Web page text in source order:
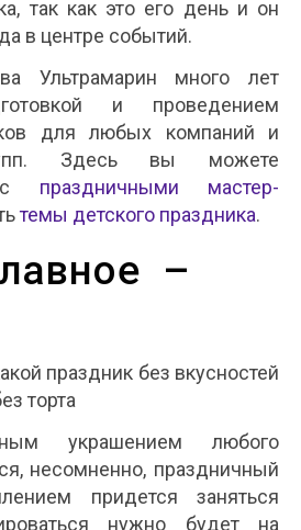
так как это его день и он
в центре событий.
Ультрамарин много лет
и проведением
для любых компаний и
Здесь вы можете
с праздничными мастер-
темы детского праздника.
—
праздник без вкусностей
торта
украшением любого
несомненно, праздничный
придется заняться
нужно будет на